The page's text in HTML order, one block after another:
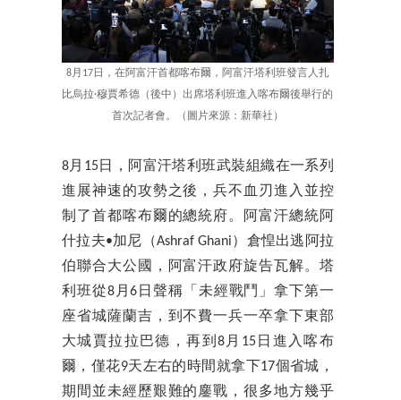
8月17日，在阿富汗首都喀布爾，阿富汗塔利班發言人扎
比烏拉·穆賈希德（後中）出席塔利班進入喀布爾後舉行的
首次記者會。（圖片來源：新華社）
8月15日，阿富汗塔利班武裝組織在一系列
進展神速的攻勢之後，兵不血刃進入並控
制了首都喀布爾的總統府。阿富汗總統阿
什拉夫•加尼（Ashraf Ghani）倉惶出逃阿拉
伯聯合大公國，阿富汗政府旋告瓦解。塔
利班從8月6日聲稱「未經戰鬥」拿下第一
座省城薩蘭吉，到不費一兵一卒拿下東部
大城賈拉拉巴德，再到8月15日進入喀布
爾，僅花9天左右的時間就拿下17個省城，
期間並未經歷艱難的鏖戰，很多地方幾乎